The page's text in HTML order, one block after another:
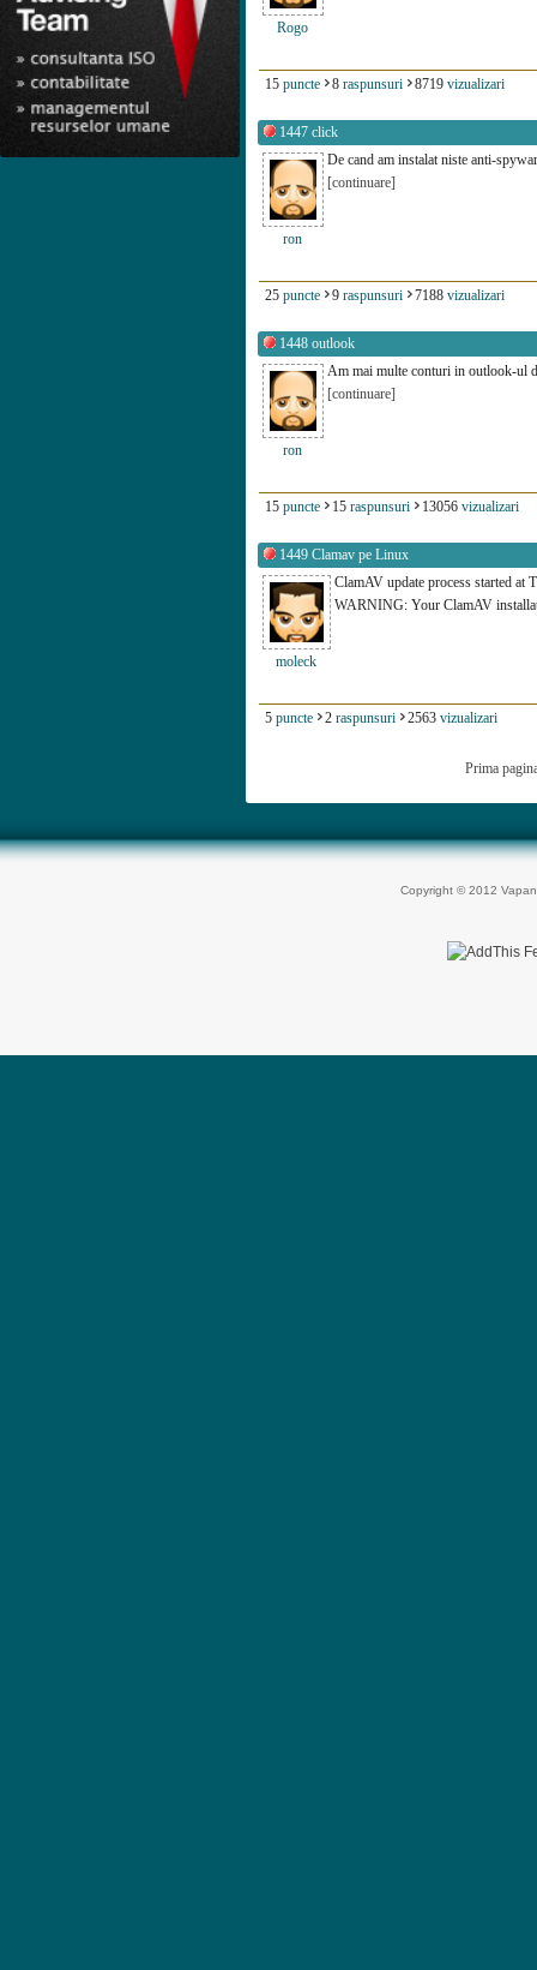
Rogo
15 puncte 8 raspunsuri 8719 vizualizari
1447 click
ron
De cand am instalat niste anti-
[continuare]
25 puncte 9 raspunsuri 7188 vizualizari
1448 outlook
ron
Am mai multe conturi in outlook-ul
[continuare]
15 puncte 15 raspunsuri 13056 vizualizari
1449 Clamav pe Linux
moleck
ClamAV update process started at
WARNING: Your ClamAV
5 puncte 2 raspunsuri 2563 vizualizari
Prima
Copyright © 2012